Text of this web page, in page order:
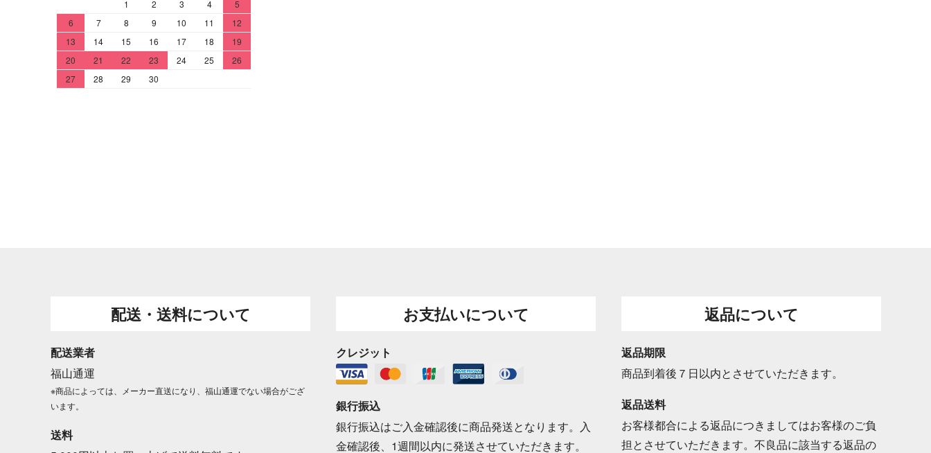
1 2 3 4
5
6
7 8 9 10 11
12
13
14 15 16 17 18
19
20
21 22 23 24 25
26
27
28 29 30
配送・送料について
配送業者
福山通運
※商品によっては、メーカー直送になり、福山通運でない場合がござ
います。
送料
お支払いについて
クレジット
銀行振込
銀行振込はご入金確認後に商品発送となります。入
金確認後、1週間以内に発送させていただきます。
返品について
返品期限
商品到着後７日以内とさせていただきます。
返品送料
お客様都合による返品につきましてはお客様のご負
担とさせていただきます。不良品に該当する返品の